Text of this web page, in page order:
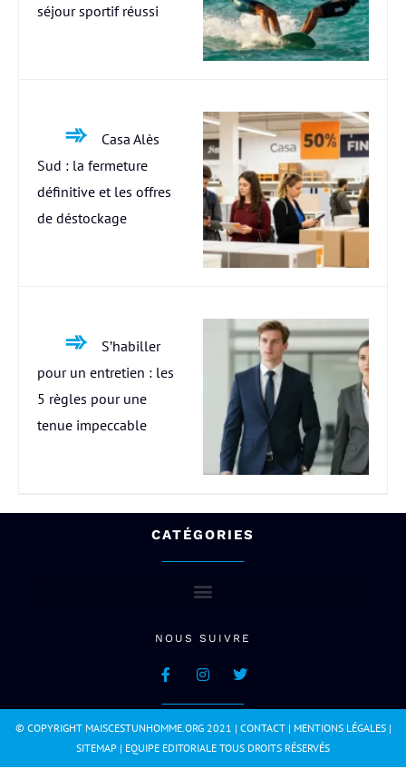
séjour sportif réussi
Casa Alès
Sud : la fermeture
définitive et les offres
de déstockage
S’habiller
pour un entretien : les
5 règles pour une
tenue impeccable
CATÉGORIES
NOUS SUIVRE
© COPYRIGHT MAISCESTUNHOMME.ORG 2021 | CONTACT| MENTIONS LÉGALES|
SITEMAP | EQUIPE EDITORIALE TOUS DROITS RÉSERVÉS